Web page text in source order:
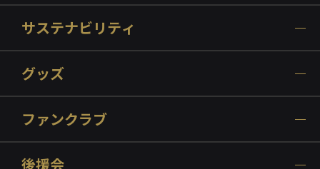
サステナビリティ
グッズ
ファンクラブ
後援会